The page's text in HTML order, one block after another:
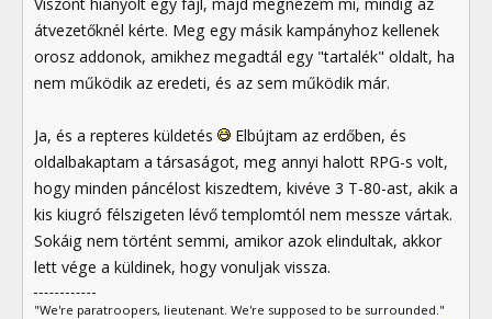
átvezetőknél kérte. Meg egy másik kampányhoz kellenek
orosz addonok, amikhez megadtál egy "tartalék" oldalt, ha
nem működik az eredeti, és az sem működik már.
Ja, és a repteres küldetés
Elbújtam az erdőben, és
oldalbakaptam a társaságot, meg annyi halott RPG-s volt,
hogy minden páncélost kiszedtem, kivéve 3 T-80-ast, akik a
kis kiugró félszigeten lévő templomtól nem messze vártak.
Sokáig nem történt semmi, amikor azok elindultak, akkor
lett vége a küldinek, hogy vonuljak vissza.
"We're paratroopers, lieutenant. We're supposed to be surrounded."